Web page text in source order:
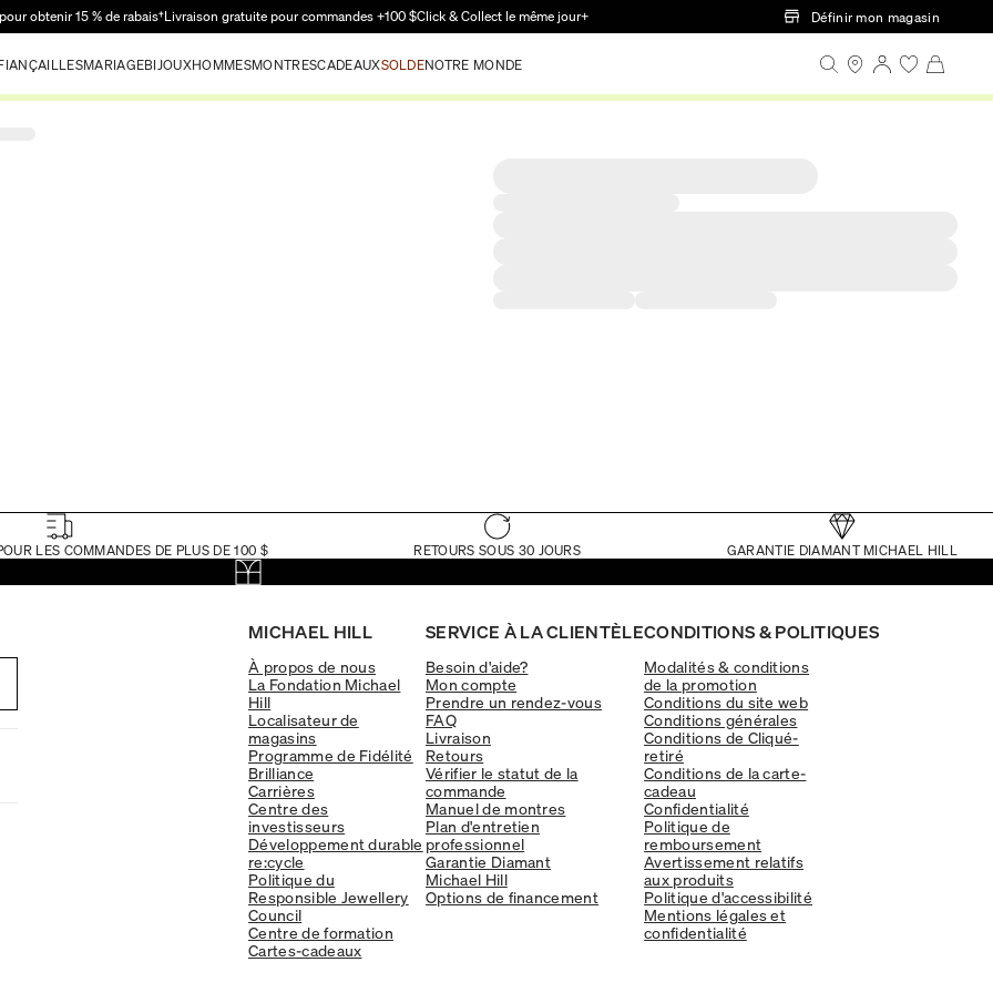
Passer au contenu principal
obtenir 15 % de rabais†Livraison gratuite pour commandes +100 $Click & Collect le même jour+ Définir mon magasin
MARIAGEBIJOUXHOMMESMONTRESCADEAUXSOLDENOTRE MONDE
LES COMMANDES DE PLUS DE 100 $ RETOURS SOUS 30 JOURS GARANTIE DIAMANT MICHAEL HILL
MICHAEL HILL
À propos de nous
La Fondation Michael
Hill
Localisateur de
magasins
Programme de Fidélité
Brilliance
Carrières
Centre des
investisseurs
Développement durable
re:cycle
Politique du
Responsible Jewellery
Council
Centre de formation
Cartes-cadeaux
SERVICE À LA CLIENTÈLE
Besoin d'aide?
Mon compte
Prendre un rendez-vous
FAQ
Livraison
Retours
Vérifier le statut de la
commande
Manuel de montres
Plan d'entretien
professionnel
Garantie Diamant
Michael Hill
Options de financement
CONDITIONS & POLITIQUES
Modalités & conditions
de la promotion
Conditions du site web
Conditions générales
Conditions de Cliqué-
retiré
Conditions de la carte-
cadeau
Confidentialité
Politique de
remboursement
Avertissement relatifs
aux produits
Politique d'accessibilité
Mentions légales et
confidentialité